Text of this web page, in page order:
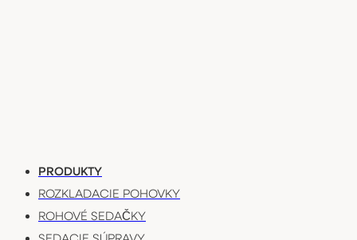
PRODUKTY
ROZKLADACIE POHOVKY
ROHOVÉ SEDAČKY